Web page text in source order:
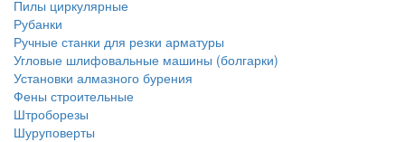
Пилы циркулярные
Рубанки
Ручные станки для резки арматуры
Угловые шлифовальные машины (болгарки)
Установки алмазного бурения
Фены строительные
Штроборезы
Шуруповерты